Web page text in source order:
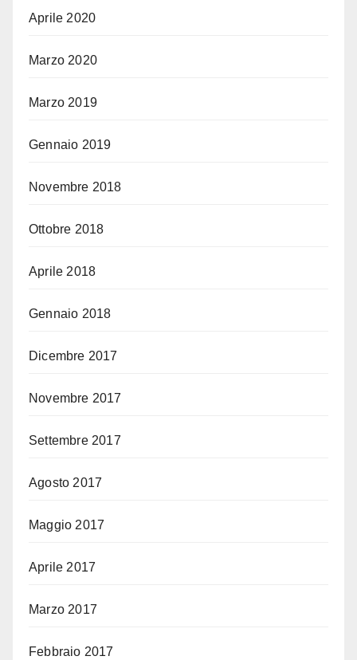
Aprile 2020
Marzo 2020
Marzo 2019
Gennaio 2019
Novembre 2018
Ottobre 2018
Aprile 2018
Gennaio 2018
Dicembre 2017
Novembre 2017
Settembre 2017
Agosto 2017
Maggio 2017
Aprile 2017
Marzo 2017
Febbraio 2017